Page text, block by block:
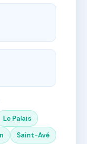
Le Palais
Saint-Avé